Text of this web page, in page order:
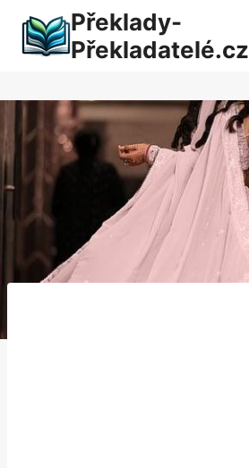
obsah
Překlady-
Překladatelé.cz